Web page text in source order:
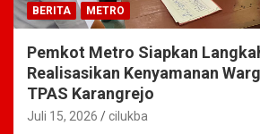
BERITA METRO
Pemkot Metro Siapkan
Realisasikan Kenyamanan
TPAS Karangrejo
Juli 15, 2026 cilukba